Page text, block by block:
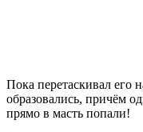
Пока перетаскивал его
образовались, причём
прямо в масть попали!